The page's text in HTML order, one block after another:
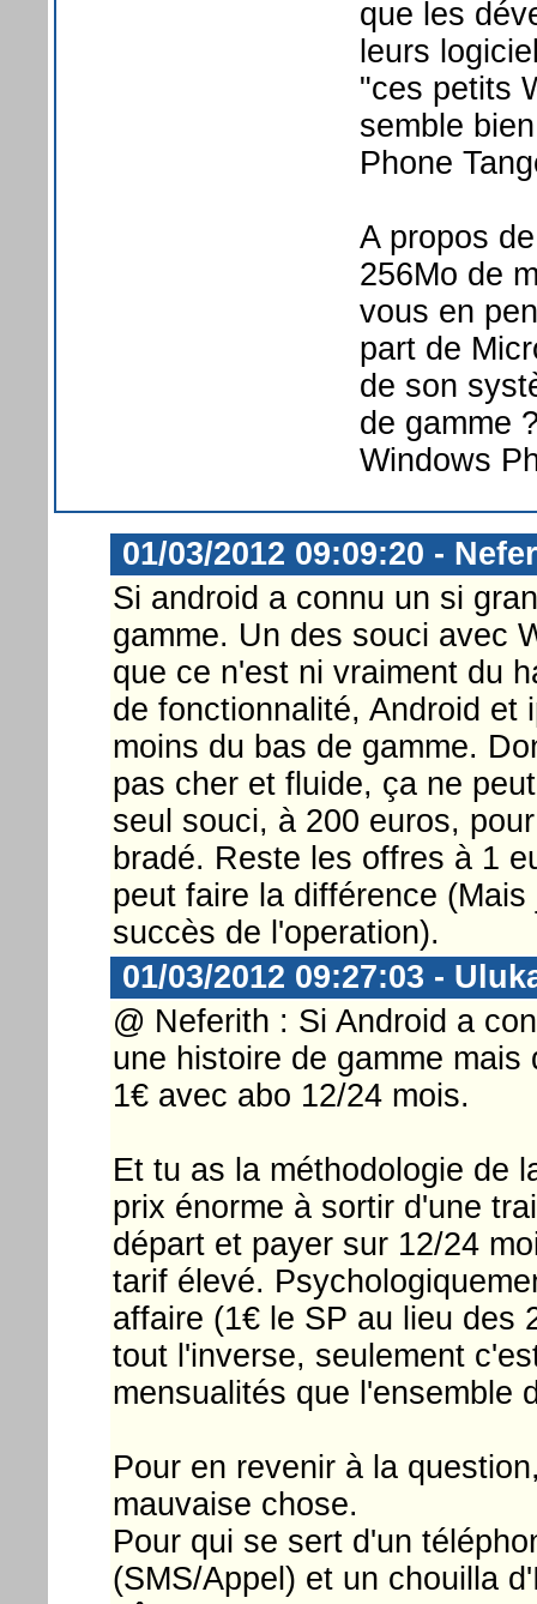
que les
leurs
"ces petits
semble
Phone
A propos
256Mo de
vous en
part de
de son
de gamme
Windows
01/03/2012 09:09:20 -
Si android a connu un si
gamme. Un des souci avec
que ce n'est ni vraiment du
de fonctionnalité, Android et
moins du bas de gamme.
pas cher et fluide, ça ne
seul souci, à 200 euros,
bradé. Reste les offres à 1
peut faire la différence
succès de l'operation).
01/03/2012 09:27:03 -
@ Neferith : Si Android a
une histoire de gamme
1€ avec abo 12/24 mois.
Et tu as la méthodologie de
prix énorme à sortir d'une
départ et payer sur 12/24
tarif élevé.
affaire (1€ le SP au lieu des
tout l'inverse, seulement
mensualités que l'ensemble
Pour en revenir à la
mauvaise chose.
Pour qui se sert d'un
(SMS/Appel) et un chouilla